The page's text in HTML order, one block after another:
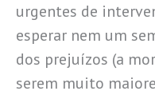
urgentes de
esperar nem um
dos prejuízos (a
serem muito